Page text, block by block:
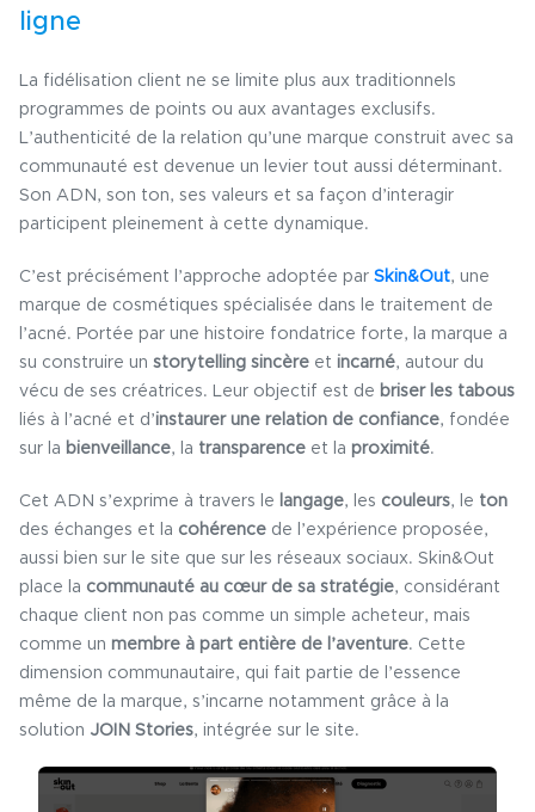
ligne
La fidélisation client ne se limite plus aux traditionnels
programmes de points ou aux avantages exclusifs.
L’authenticité de la relation qu’une marque construit avec sa
communauté est devenue un levier tout aussi déterminant.
Son ADN, son ton, ses valeurs et sa façon d’interagir
participent pleinement à cette dynamique.
C’est précisément l’approche adoptée par Skin&Out, une
marque de cosmétiques spécialisée dans le traitement de
l’acné. Portée par une histoire fondatrice forte, la marque a
su construire un storytelling sincère et incarné, autour du
vécu de ses créatrices. Leur objectif est de briser les tabous
liés à l’acné et d’instaurer une relation de confiance, fondée
sur la bienveillance, la transparence et la proximité.
Cet ADN s’exprime à travers le langage, les couleurs, le ton
des échanges et la cohérence de l’expérience proposée,
aussi bien sur le site que sur les réseaux sociaux. Skin&Out
place la communauté au cœur de sa stratégie, considérant
chaque client non pas comme un simple acheteur, mais
comme un membre à part entière de l’aventure. Cette
dimension communautaire, qui fait partie de l’essence
même de la marque, s’incarne notamment grâce à la
solution JOIN Stories, intégrée sur le site.